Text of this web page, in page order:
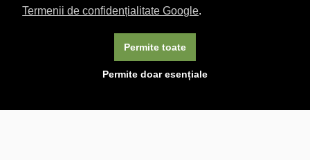
Termenii de confidențialitate Google.
Permite doar esențiale
Permite toate
exprimați acordul asupra folosirii cookie-urilor.